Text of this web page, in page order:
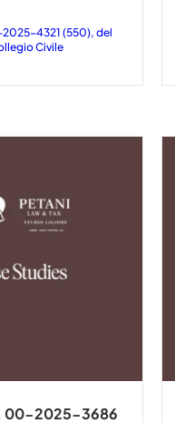
4321 (550), del
Civile
00-2025-3686